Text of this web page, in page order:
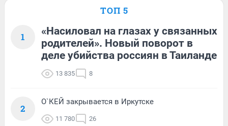
ТОП 5
1
«Насиловал на глазах у связанных
родителей». Новый поворот в
деле убийства россиян в Таиланде
13 835 8
2
О`КЕЙ закрывается в Иркутске
11 780 26